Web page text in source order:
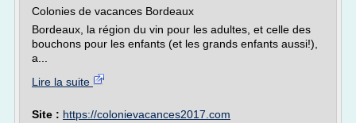
Colonies de vacances Bordeaux
Bordeaux, la région du vin pour les adultes, et celle des
bouchons pour les enfants (et les grands enfants aussi!),
a...
Lire la suite
Site : https://colonievacances2017.com